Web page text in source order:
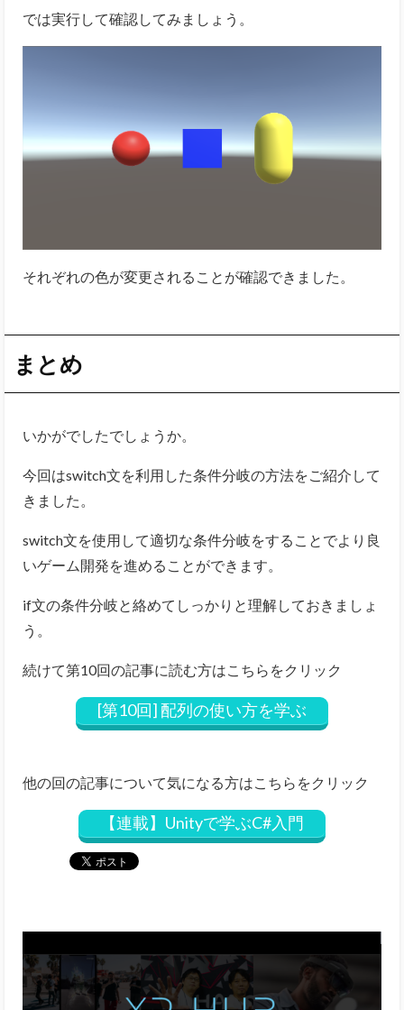
では実行して確認してみましょう。
それぞれの色が変更されることが確認できました。
まとめ
いかがでしたでしょうか。
今回はswitch文を利用した条件分岐の方法をご紹介して
きました。
switch文を使用して適切な条件分岐をすることでより良
いゲーム開発を進めることができます。
if文の条件分岐と絡めてしっかりと理解しておきましょ
う。
続けて第10回の記事に読む方はこちらをクリック
[第10回] 配列の使い方を学ぶ
他の回の記事について気になる方はこちらをクリック
【連載】Unityで学ぶC#入門